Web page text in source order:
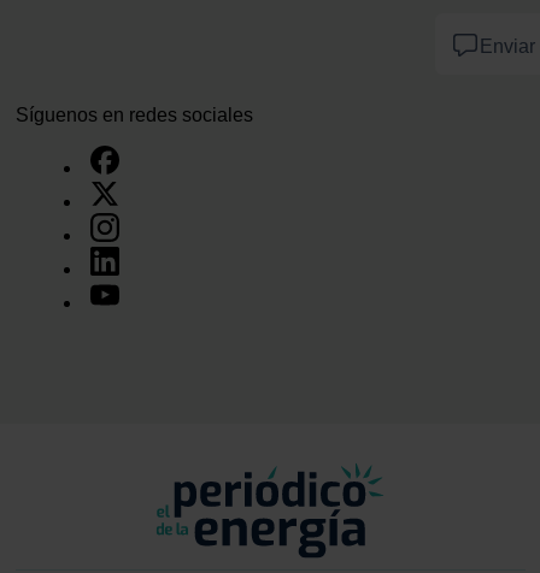
Síguenos en redes sociales